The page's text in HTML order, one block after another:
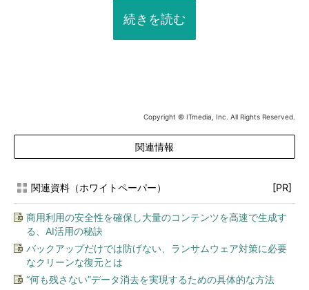
続きを読む
Copyright © ITmedia, Inc. All Rights Reserved.
関連情報
関連資料（ホワイトペーパー） [PR]
商用利用の安全性を確保し大量のコンテンツを高速で生成す
る、AI活用の秘訣
バックアップだけでは防げない、ランサムウェア対策に必要
なクリーンな復元とは
“何も残さない”データ消去を実現するための具体的な方法